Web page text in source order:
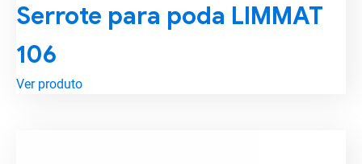
Serrote para poda LIMMAT
106
Ver produto